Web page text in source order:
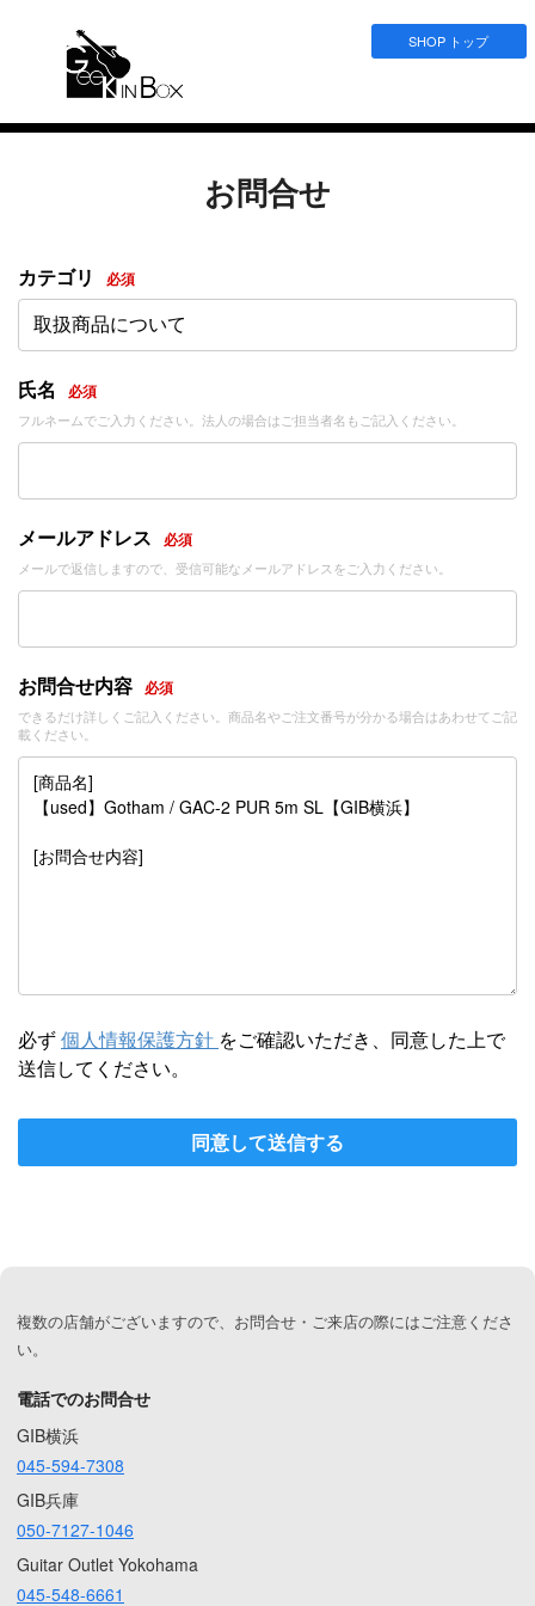
SHOP トップ
お問合せ
カテゴリ 必須
取扱商品について
氏名 必須
フルネームでご入力ください。法人の場合はご担当者名もご記入ください。
メールアドレス 必須
メールで返信しますので、受信可能なメールアドレスをご入力ください。
お問合せ内容 必須
できるだけ詳しくご記入ください。商品名やご注文番号が分かる場合はあわせてご記
載ください。
必ず個人情報保護方針 をご確認いただき、同意した上で
送信してください。
同意して送信する
複数の店舗がございますので、お問合せ・ご来店の際にはご注意くださ
い。
電話でのお問合せ
GIB横浜
045-594-7308
GIB兵庫
050-7127-1046
Guitar Outlet Yokohama
045-548-6661